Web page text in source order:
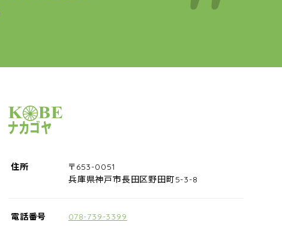
サイクルショップナカゴヤ
住所
〒653-0051
兵庫県神戸市長田区野田町5-3-8
電話番号 078-739-3399